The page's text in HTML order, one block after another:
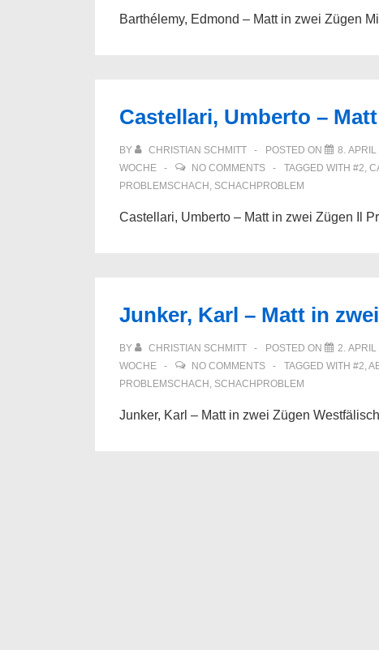
Barthélemy, Edmond – Matt in zwei Zügen
Castellari, Umberto –
BY CHRISTIAN SCHMITT POSTED ON 8. APRIL
WOCHE
NO COMMENTS TAGGED WITH #2,
PROBLEMSCHACH , SCHACHPROBLEM
Castellari, Umberto – Matt in zwei Zügen Il
Junker, Karl – Matt in
BY CHRISTIAN SCHMITT POSTED ON 2. APRIL
WOCHE
NO COMMENTS TAGGED WITH #2,
PROBLEMSCHACH , SCHACHPROBLEM
Junker, Karl – Matt in zwei Zügen